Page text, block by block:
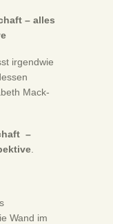
– alles
irgendwie
Mack-
–
Wand im